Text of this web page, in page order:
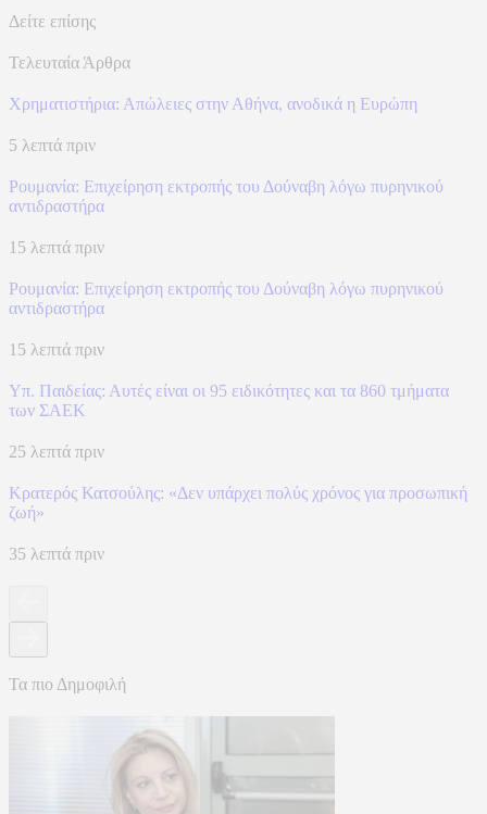
Δείτε επίσης
Τελευταία Άρθρα
Χρηματιστήρια: Απώλειες στην Αθήνα, ανοδικά η Ευρώπη
5 λεπτά πριν
Ρουμανία: Επιχείρηση εκτροπής του Δούναβη λόγω πυρηνικού
αντιδραστήρα
15 λεπτά πριν
Ρουμανία: Επιχείρηση εκτροπής του Δούναβη λόγω πυρηνικού
αντιδραστήρα
15 λεπτά πριν
Υπ. Παιδείας: Αυτές είναι οι 95 ειδικότητες και τα 860 τμήματα
των ΣΑΕΚ
25 λεπτά πριν
Κρατερός Κατσούλης: «Δεν υπάρχει πολύς χρόνος για προσωπική
ζωή»
35 λεπτά πριν
Τα πιο Δημοφιλή